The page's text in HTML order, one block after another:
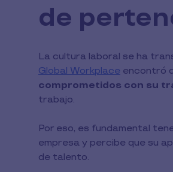
de
La cultura laboral se ha
Global Workplace encontró
comprometidos con su
trabajo.
Por eso, es fundamental
empresa y percibe que su
de talento.